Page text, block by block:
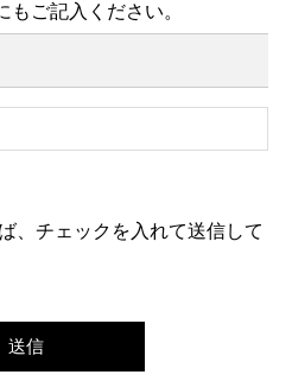
ご記入ください。
、チェックを入れて送信して